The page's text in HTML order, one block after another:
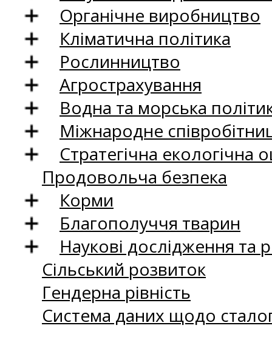
Органічне виробництво
Кліматична політика
Рослинництво
Агрострахування
Водна та морська
Міжнародне
Стратегічна екологічна
Продовольча безпека
Корми
Благополуччя тварин
Наукові дослідження та
Сільський розвиток
Гендерна рівність
Система даних щодо